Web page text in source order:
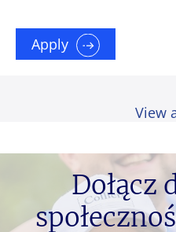
Apply
View
Dołącz